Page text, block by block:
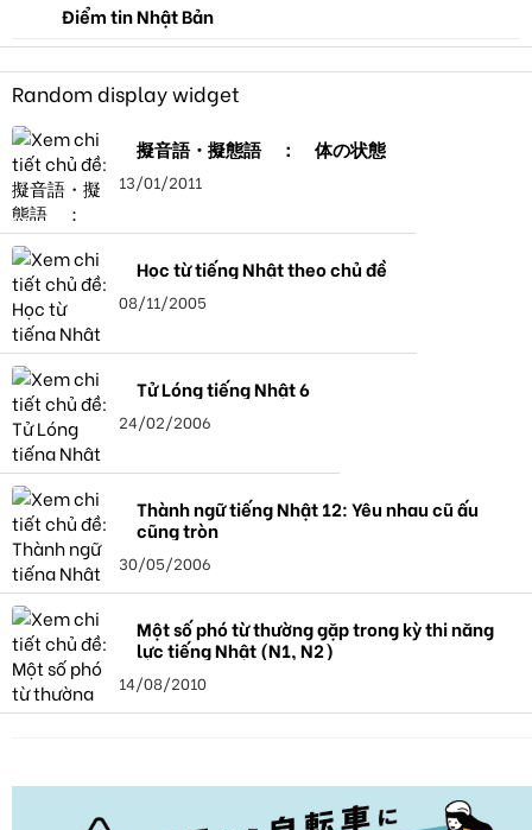
Điểm tin Nhật Bản
Random display widget
擬音語・擬態語 ： 体の状態
13/01/2011
Học từ tiếng Nhật theo chủ đề
08/11/2005
Tử Lóng tiếng Nhật 6
24/02/2006
Thành ngữ tiếng Nhật 12: Yêu nhau cũ ấu
cũng tròn
30/05/2006
Một số phó từ thường gặp trong kỳ thi năng
lực tiếng Nhật (N1, N2)
14/08/2010